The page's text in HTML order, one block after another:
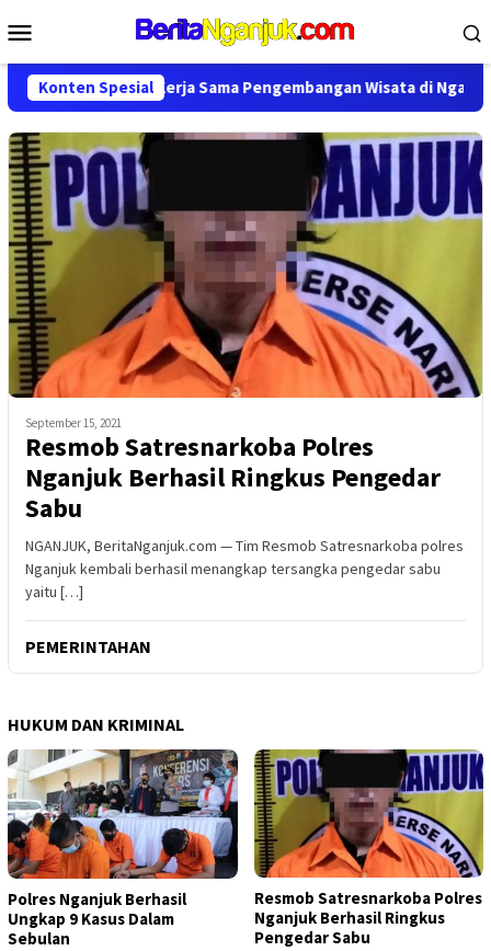
ke
Mobile
Konten Spesial
Perpanjang Kerja Sama Pengembangan Wisata di Nganjuk
September 15, 2021
Resmob Satresnarkoba Polres
Nganjuk Berhasil Ringkus Pengedar
Sabu
NGANJUK, BeritaNganjuk.com — Tim Resmob Satresnarkoba polres
Nganjuk kembali berhasil menangkap tersangka pengedar sabu
yaitu […]
PEMERINTAHAN
HUKUM DAN KRIMINAL
Polres Nganjuk Berhasil
Ungkap 9 Kasus Dalam
Sebulan
Resmob Satresnarkoba Polres
Nganjuk Berhasil Ringkus
Pengedar Sabu